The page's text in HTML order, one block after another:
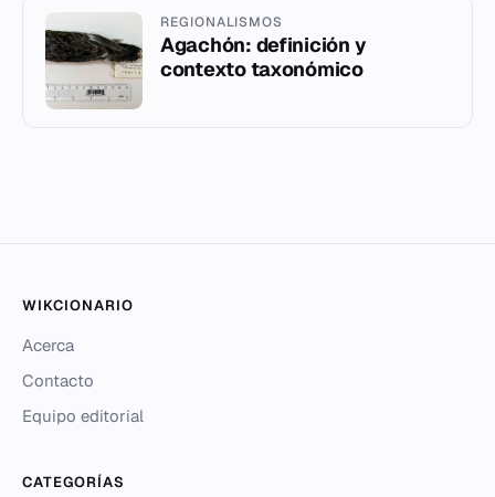
REGIONALISMOS
Agachón: definición y
contexto taxonómico
WIKCIONARIO
Acerca
Contacto
Equipo editorial
CATEGORÍAS